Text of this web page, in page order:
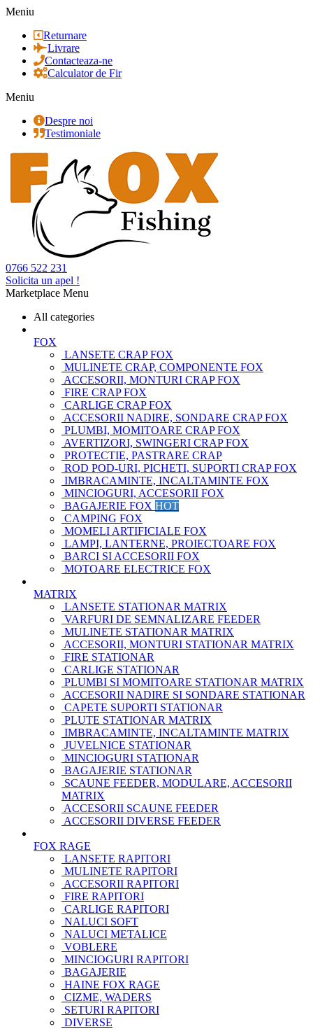
Meniu
Returnare
Livrare
Contacteaza-ne
Calculator de Fir
Meniu
Despre noi
Testimoniale
0766 522 231
Solicita un apel !
Marketplace Menu
All categories
FOX
LANSETE CRAP FOX
MULINETE CRAP, COMPONENTE FOX
ACCESORII, MONTURI CRAP FOX
FIRE CRAP FOX
CARLIGE CRAP FOX
ACCESORII NADIRE, SONDARE CRAP FOX
PLUMBI, MOMITOARE CRAP FOX
AVERTIZORI, SWINGERI CRAP FOX
PROTECTIE, PASTRARE CRAP
ROD POD-URI, PICHETI, SUPORTI CRAP FOX
IMBRACAMINTE, INCALTAMINTE FOX
MINCIOGURI, ACCESORII FOX
BAGAJERIE FOX HOT
CAMPING FOX
MOMELI ARTIFICIALE FOX
LAMPI, LANTERNE, PROIECTOARE FOX
BARCI SI ACCESORII FOX
MOTOARE ELECTRICE FOX
MATRIX
LANSETE STATIONAR MATRIX
VARFURI DE SEMNALIZARE FEEDER
MULINETE STATIONAR MATRIX
ACCESORII, MONTURI STATIONAR MATRIX
FIRE STATIONAR
CARLIGE STATIONAR
PLUMBI SI MOMITOARE STATIONAR MATRIX
ACCESORII NADIRE SI SONDARE STATIONAR
CAPETE SUPORTI STATIONAR
PLUTE STATIONAR MATRIX
IMBRACAMINTE, INCALTAMINTE MATRIX
JUVELNICE STATIONAR
MINCIOGURI STATIONAR
BAGAJERIE STATIONAR
SCAUNE FEEDER, MODULARE, ACCESORII
MATRIX
ACCESORII SCAUNE FEEDER
ACCESORII DIVERSE FEEDER
FOX RAGE
LANSETE RAPITORI
MULINETE RAPITORI
ACCESORII RAPITORI
FIRE RAPITORI
CARLIGE RAPITORI
NALUCI SOFT
NALUCI METALICE
VOBLERE
MINCIOGURI RAPITORI
BAGAJERIE
HAINE FOX RAGE
CIZME, WADERS
SETURI RAPITORI
DIVERSE